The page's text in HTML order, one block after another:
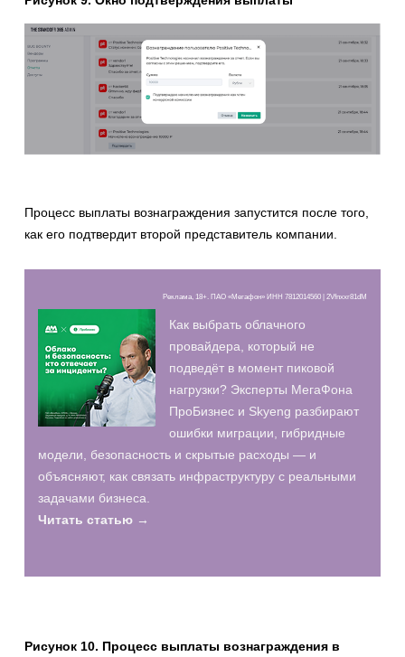
Процесс выплаты вознаграждения запустится после того,
как его подтвердит второй представитель компании.
Реклама, 18+. ПАО «Мегафон» ИНН 7812014560 | 2Vfnxxr81dM
Как выбрать облачного
провайдера, который не
подведёт в момент пиковой
нагрузки? Эксперты МегаФона
ПроБизнес и Skyeng разбирают
ошибки миграции, гибридные
модели, безопасность и скрытые расходы — и
объясняют, как связать инфраструктуру с реальными
задачами бизнеса.
Читать статью →
Рисунок 10. Процесс выплаты вознаграждения в